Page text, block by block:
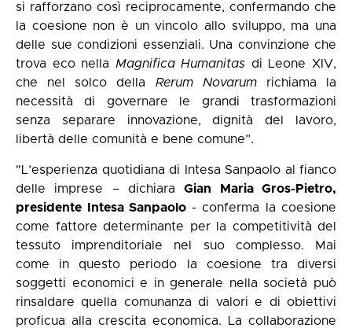
si rafforzano così reciprocamente, confermando che
la coesione non è un vincolo allo sviluppo, ma una
delle sue condizioni essenziali. Una convinzione che
trova eco nella Magnifica Humanitas di Leone XIV,
che nel solco della Rerum Novarumrichiama la
necessità di governare le grandi trasformazioni
senza separare innovazione, dignità del lavoro,
libertà delle comunità e bene comune”.
"L’esperienza quotidiana di Intesa Sanpaolo al fianco
delle imprese – dichiaraGian Maria Gros-Pietro,
presidente Intesa Sanpaolo - conferma la coesione
come fattore determinante per la competitività del
tessuto imprenditoriale nel suo complesso. Mai
come in questo periodo la coesione tra diversi
soggetti economici e in generale nella società può
rinsaldare quella comunanza di valori e di obiettivi
proficua alla crescita economica. La collaborazione